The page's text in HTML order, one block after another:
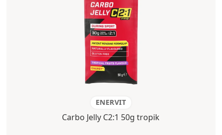
ENERVIT
Carbo Jelly C2:1 50g tropik